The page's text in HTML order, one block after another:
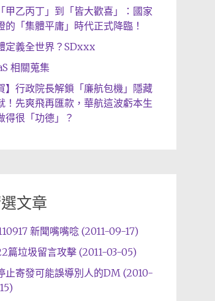
甲乙丙丁」到「皆大歡喜」：國家
的「集體平庸」時代正式降臨！
定義全世界？SDxxx
相關蒐集
】行政院長解鎖「廉航包機」隱藏
！先爽飛再匯款，華航這波虧本生
得很「功德」？
文章
新聞嘴嘴唸 (2011-09-17)
篇垃圾留言攻擊 (2011-03-05)
止寄發可能誤導別人的DM (2010-